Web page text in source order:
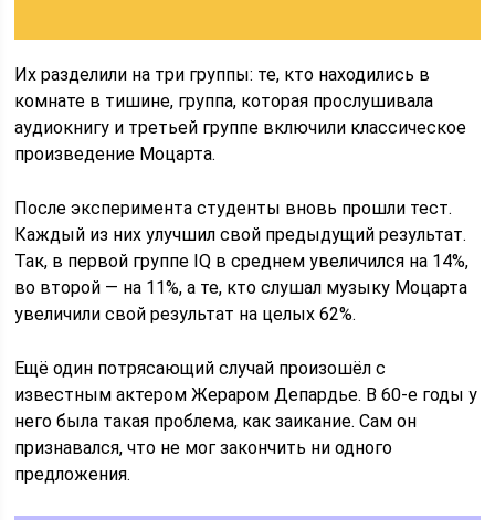
Их разделили на три группы: те, кто находились в
комнате в тишине, группа, которая прослушивала
аудиокнигу и третьей группе включили классическое
произведение Моцарта.
После эксперимента студенты вновь прошли тест.
Каждый из них улучшил свой предыдущий результат.
Так, в первой группе IQ в среднем увеличился на 14%,
во второй — на 11%, а те, кто слушал музыку Моцарта
увеличили свой результат на целых 62%.
Ещё один потрясающий случай произошёл с
известным актером Жераром Депардье. В 60-е годы у
него была такая проблема, как заикание. Сам он
признавался, что не мог закончить ни одного
предложения.